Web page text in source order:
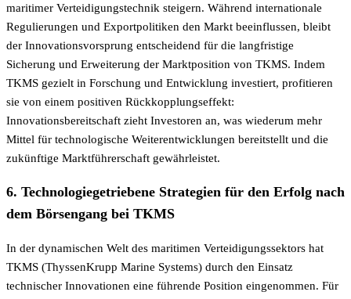
maritimer Verteidigungstechnik steigern. Während internationale
Regulierungen und Exportpolitiken den Markt beeinflussen, bleibt
der Innovationsvorsprung entscheidend für die langfristige
Sicherung und Erweiterung der Marktposition von TKMS. Indem
TKMS gezielt in Forschung und Entwicklung investiert, profitieren
sie von einem positiven Rückkopplungseffekt:
Innovationsbereitschaft zieht Investoren an, was wiederum mehr
Mittel für technologische Weiterentwicklungen bereitstellt und die
zukünftige Marktführerschaft gewährleistet.
6. Technologiegetriebene Strategien für den Erfolg nach
dem Börsengang bei TKMS
In der dynamischen Welt des maritimen Verteidigungssektors hat
TKMS (ThyssenKrupp Marine Systems) durch den Einsatz
technischer Innovationen eine führende Position eingenommen. Für